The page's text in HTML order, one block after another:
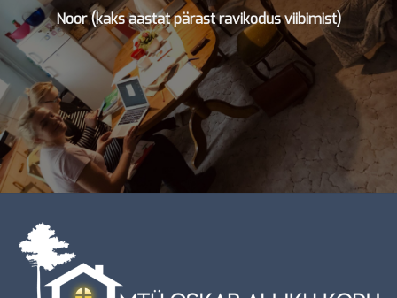
Noor (kaks aastat pärast ravikodus viibimist)